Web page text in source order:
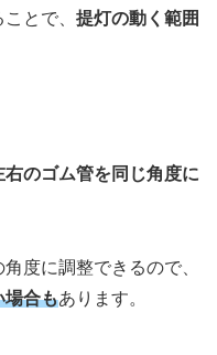
とで、 提灯の動く範囲
右のゴム管を同じ角度に
度に調整できるので、
場合もあります。